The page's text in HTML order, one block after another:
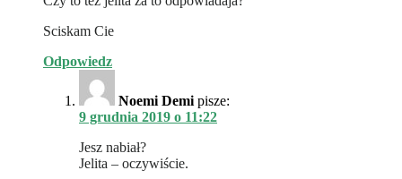
Sciskam Cie
Odpowiedz
Noemi Demi pisze:
9 grudnia 2019 o 11:22
Jesz nabiał?
Jelita – oczywiście.